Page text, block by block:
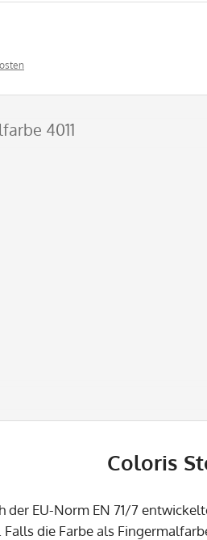
4011
Coloris
der EU-Norm EN 71/7
die Farbe als